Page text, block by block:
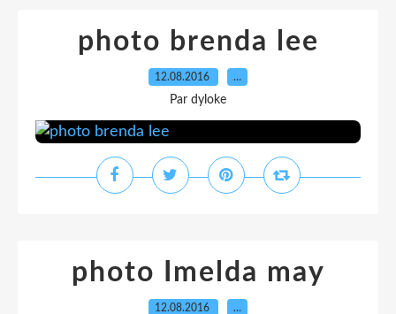
photo brenda lee
12.08.2016 …
Par dyloke
photo Imelda may
12.08.2016 …